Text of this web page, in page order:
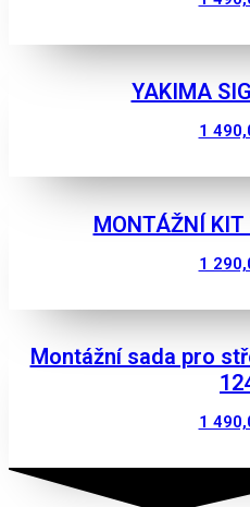
YAKIMA
1
MONTÁŽNÍ
1
Montážní sada pro
1